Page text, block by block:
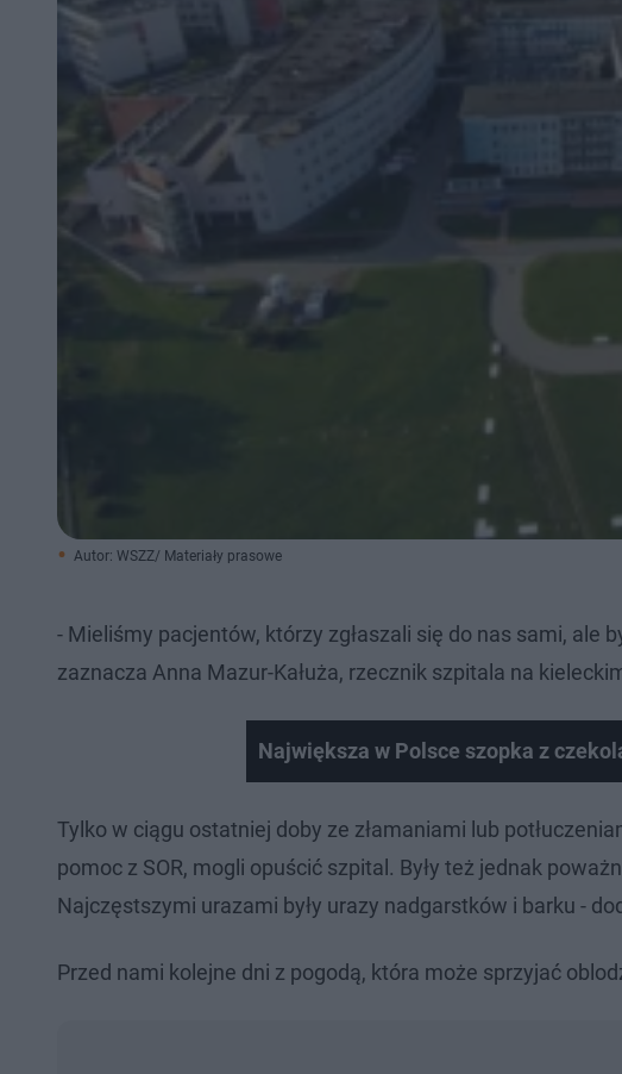
Autor: WSZZ/ Materiały prasowe
- Mieliśmy pacjentów, którzy zgłaszali się do nas sami, ale
zaznacza Anna Mazur-Kałuża, rzecznik szpitala na
Największa w Polsce szopka z
Tylko w ciągu ostatniej doby ze złamaniami lub
pomoc z SOR, mogli opuścić szpital. Były też jednak
Najczęstszymi urazami były urazy nadgarstków i barku -
Przed nami kolejne dni z pogodą, która może sprzyjać